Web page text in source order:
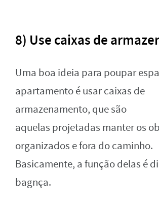
8) Use caixas de
Uma boa ideia para poupar
apartamento é usar caixas de
armazenamento, que são
aquelas projetadas manter os
organizados e fora do caminho.
Basicamente, a função delas é
bagnça.